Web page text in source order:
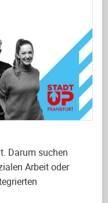
Darum suchen
Arbeit oder